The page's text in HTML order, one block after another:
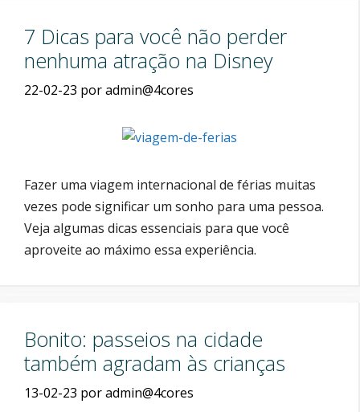
7 Dicas para você não perder
nenhuma atração na Disney
22-02-23 poradmin@4cores
Fazer uma viagem internacional de férias muitas
vezes pode significar um sonho para uma pessoa.
Veja algumas dicas essenciais para que você
aproveite ao máximo essa experiência.
Bonito: passeios na cidade
também agradam às crianças
13-02-23 poradmin@4cores